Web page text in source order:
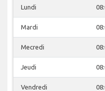
Lundi
Mardi
Mecredi
Jeudi
Vendredi